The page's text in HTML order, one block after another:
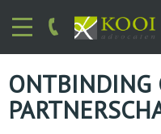
ONTBINDING